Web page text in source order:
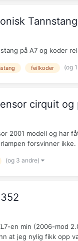
Tannstang
på A7 og koder
feilkoder (og
cirquit
2001 modell og har
forsvinner
(og 3 andre)
en min (2006-mod
at jeg nylig fikk opp